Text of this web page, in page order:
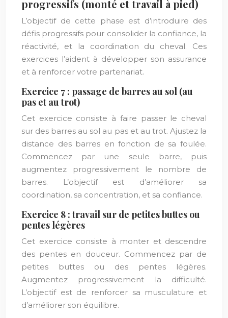
progressifs (monté et travail à pied)
L’objectif de cette phase est d’introduire des
défis progressifs pour consolider la confiance, la
réactivité, et la coordination du cheval. Ces
exercices l’aident à développer son assurance
et à renforcer votre partenariat.
Exercice 7 : passage de barres au sol (au
pas et au trot)
Cet exercice consiste à faire passer le cheval
sur des barres au sol au pas et au trot. Ajustez la
distance des barres en fonction de sa foulée.
Commencez par une seule barre, puis
augmentez progressivement le nombre de
barres. L’objectif est d’améliorer sa
coordination, sa concentration, et sa confiance.
Exercice 8 : travail sur de petites buttes ou
pentes légères
Cet exercice consiste à monter et descendre
des pentes en douceur. Commencez par de
petites buttes ou des pentes légères.
Augmentez progressivement la difficulté.
L’objectif est de renforcer sa musculature et
d’améliorer son équilibre.